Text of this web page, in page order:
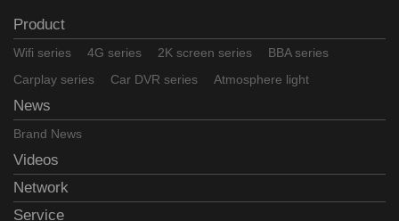
Product
Wifi series 4G series 2K screen series
BBA series
Carplay series
Car DVR series Atmosphere light
News
Brand News
Videos
Network
Service